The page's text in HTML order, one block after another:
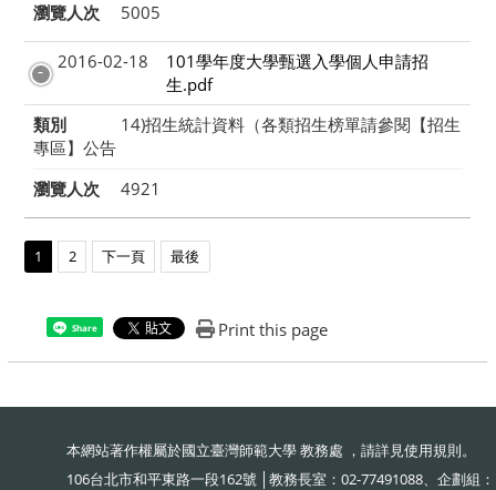
瀏覽人次
5005
2016-02-18
101學年度大學甄選入學個人申請招
生.pdf
類別
14)招生統計資料（各類招生榜單請參閱【招生
專區】公告
瀏覽人次
4921
1 2 下一頁 最後
Share Print this page
本網站著作權屬於國立臺灣師範大學 教務處 ，請詳見使用規則。
106台北市和平東路一段162號 │教務長室：02-77491088、企劃組：